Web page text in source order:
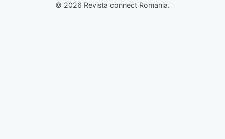
© 2026 Revista connect Romania.